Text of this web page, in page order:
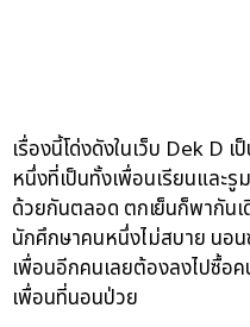
เรื่องนี้โด่งดังในเว็บ Dek D
หนึ่งที่เป็นทั้งเพื่อนเรียนและ
ด้วยกันตลอด ตกเย็นก็พากัน
นักศึกษาคนหนึ่งไม่สบาย นอ
เพื่อนอีกคนเลยต้องลงไปซื้อ
เพื่อนที่นอนป่วย